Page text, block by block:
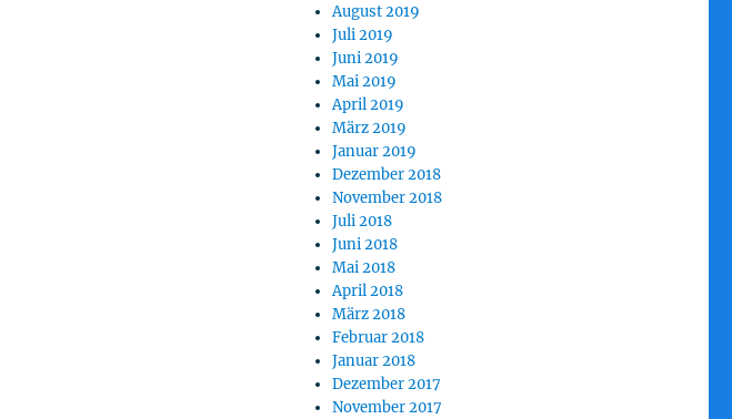
August 2019
Juli 2019
Juni 2019
Mai 2019
April 2019
März 2019
Januar 2019
Dezember 2018
November 2018
Juli 2018
Juni 2018
Mai 2018
April 2018
März 2018
Februar 2018
Januar 2018
Dezember 2017
November 2017